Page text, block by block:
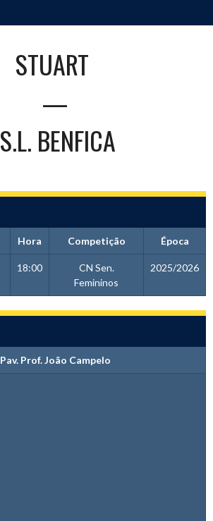
STUART
—
S.L. BENFICA
Hora Competição Época
18:00
CN Sen.
Femininos
2025/2026
Pav. Prof. João Campelo